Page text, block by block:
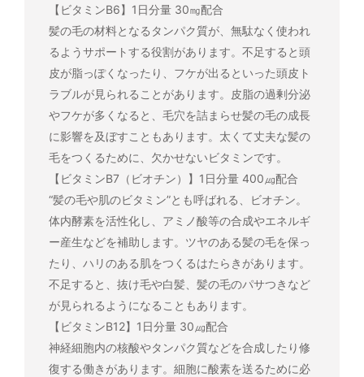
【ビタミンB6】1日分量 30㎎配合
髪の毛の材料となるタンパク質が、無駄なく使われ
るようサポートする役割があります。不足すると頭
皮が脂っぽくなったり、フケが出るといった頭皮ト
ラブルが見られることがあります。皮脂の過剰分泌
やフケが多くなると、毛穴を詰まらせ髪の毛の成長
に影響を及ぼすこともあります。太くて丈夫な髪の
毛をつくるために、欠かせないビタミンです。
【ビタミンB7（ビオチン）】1日分量 400㎍配合
“髪の毛や肌のビタミン”とも呼ばれる、ビオチン。
体内酵素を活性化し、アミノ酸等の合成やエネルギ
ー産生などを補助します。ツヤのある髪の毛を保っ
たり、ハリのある肌をつくるはたらきがあります。
不足すると、抜け毛や白髪、髪の毛のパサつきなど
が見られるようになることもあります。
【ビタミンB12】1日分量 30㎍配合
神経細胞内の核酸やタンパク質などを合成したり修
復する働きがあります。細胞に酸素を送るために必